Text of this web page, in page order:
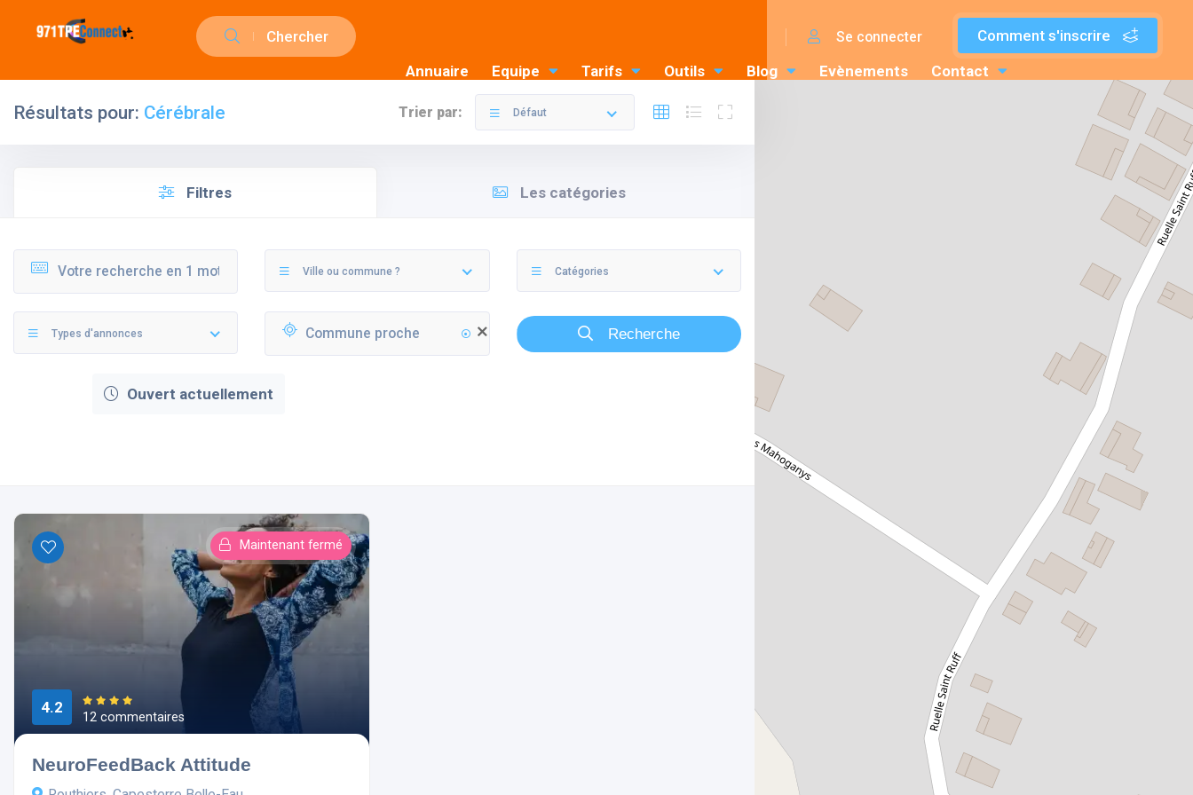
Chercher Comment s'inscrire
Se connecter
Annuaire Equipe Tarifs Outils Blog Evènements Contact
Résultats pour: Cérébrale Trier par: Défaut
Filtres Les catégories
Ville ou commune ? Catégories
Types d'annonces Recherche
Ouvert actuellement
Maintenant fermé
4.2
12 commentaires
NeuroFeedBack Attitude